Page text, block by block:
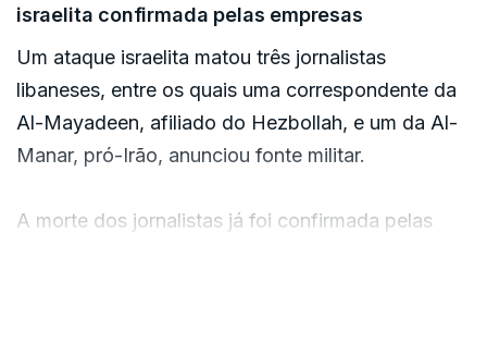
israelita confirmada pelas empresas
Um ataque israelita matou três jornalistas
libaneses, entre os quais uma correspondente da
Al-Mayadeen, afiliado do Hezbollah, e um da Al-
Manar, pró-Irão, anunciou fonte militar.
A morte dos jornalistas já foi confirmada pelas